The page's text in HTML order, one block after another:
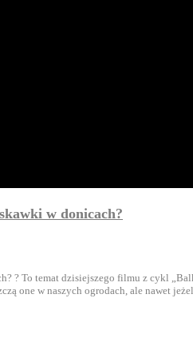
w donicach?
? To temat dzisiejszego filmu z cykl
one w naszych ogrodach, ale nawet